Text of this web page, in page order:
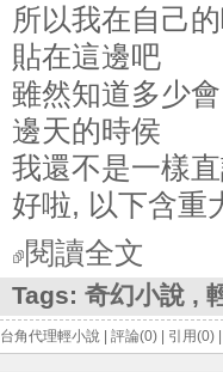
所以我在自己
貼在這邊吧
雖然知道多少
邊天的時侯
我還不是一樣
好啦, 以下含重
閱讀全文
Tags: 奇幻小說 ,
台角代理輕小說 評論(0) 引用(0)